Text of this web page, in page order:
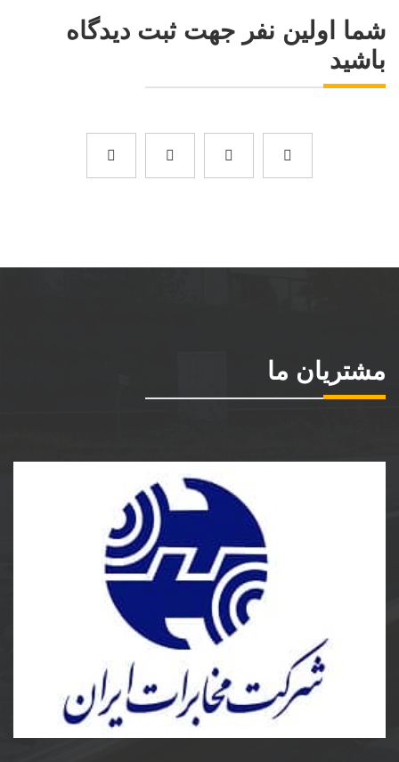
شما اولین نفر جهت ثبت دیدگاه
باشید
مشتریان ما
شرکت مخابرات ایران
ساخت و نصب مخزن کامپوزیت و پلی اتیلن و دریچه
مخابرات کامپوزیت به سفارش شرکت مخابرات ایران